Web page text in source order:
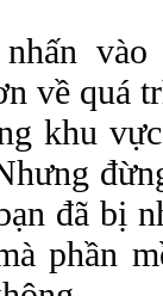
vào
về quá
khu
đã bị
phần